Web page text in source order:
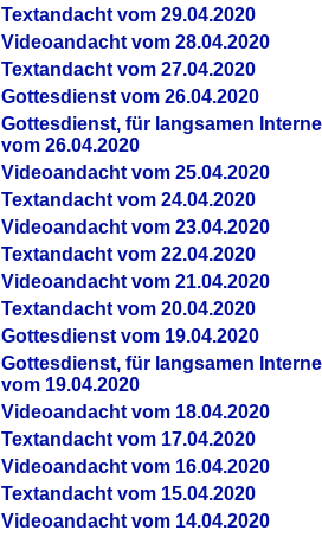
Textandacht vom 29.04.2020
Videoandacht vom 28.04.2020
Textandacht vom 27.04.2020
Gottesdienst vom 26.04.2020
Gottesdienst, für langsamen
vom 26.04.2020
Videoandacht vom 25.04.2020
Textandacht vom 24.04.2020
Videoandacht vom 23.04.2020
Textandacht vom 22.04.2020
Videoandacht vom 21.04.2020
Textandacht vom 20.04.2020
Gottesdienst vom 19.04.2020
Gottesdienst, für langsamen
vom 19.04.2020
Videoandacht vom 18.04.2020
Textandacht vom 17.04.2020
Videoandacht vom 16.04.2020
Textandacht vom 15.04.2020
Videoandacht vom 14.04.2020